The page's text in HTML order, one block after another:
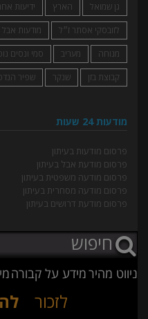
גן שמואל הארץ ידיעות
לזובסקי אסתר ז״ל
מודעות אבל
מנוחה
מעריב סמי ונסים
קבוצת בזן
שנקר שפיר
מודעות 24 שעות
פרסום מודעות בעיתון
פרסום מודעת אבל בעיתון
פרסום מודעה משפטית בעיתון
פרסום מודעה מסחרית בעיתון
פרסום מודעת דרושים בעיתון
ניווט מהירמידע על קבורה
לזכור